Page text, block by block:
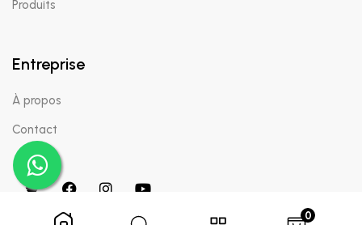
0
Produits
Entreprise
À propos
Contact